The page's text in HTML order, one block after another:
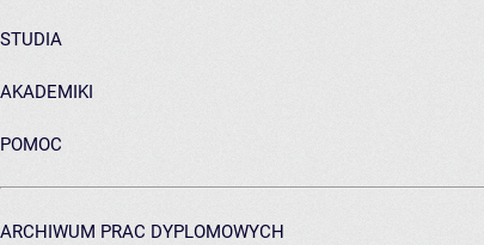
STUDIA
AKADEMIKI
POMOC
ARCHIWUM PRAC DYPLOMOWYCH